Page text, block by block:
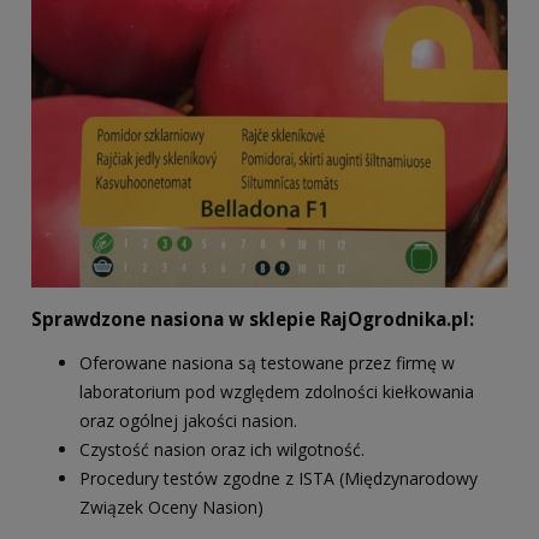
Sprawdzone nasiona w sklepie RajOgrodnika.pl:
Oferowane nasiona są testowane przez firmę w
laboratorium pod względem zdolności kiełkowania
oraz ogólnej jakości nasion.
Czystość nasion oraz ich wilgotność.
Procedury testów zgodne z ISTA (Międzynarodowy
Związek Oceny Nasion)